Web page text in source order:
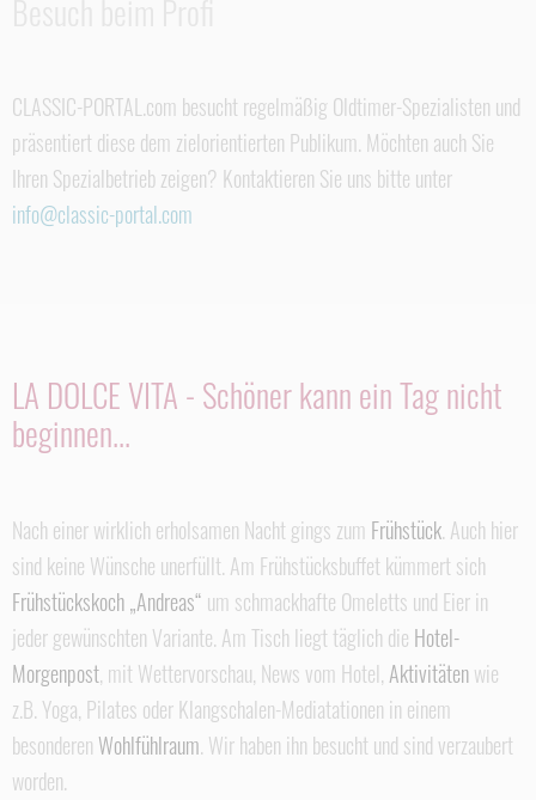
CLASSIC-PORTAL.com besucht regelmäßig Oldtimer-Spezialisten und
präsentiert diese dem zielorientierten Publikum. Möchten auch Sie
Ihren Spezialbetrieb zeigen? Kontaktieren Sie uns bitte unter
info@classic-portal.com
LA DOLCE VITA - Schöner kann ein Tag nicht
beginnen...
Nach einer wirklich erholsamen Nacht gings zum Frühstück. Auch hier
sind keine Wünsche unerfüllt. Am Frühstücksbuffet kümmert sich
Frühstückskoch „Andreas“ um schmackhafte Omeletts und Eier in
jeder gewünschten Variante. Am Tisch liegt täglich die Hotel-
Morgenpost, mit Wettervorschau, News vom Hotel, Aktivitätenwie
z.B. Yoga, Pilates oder Klangschalen-Mediatationen in einem
besonderen Wohlfühlraum. Wir haben ihn besucht und sind verzaubert
worden.